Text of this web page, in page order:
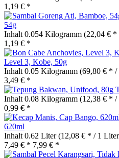
1,19 € *
54g
Inhalt 0.054 Kilogramm (22,04 € *
1,19 € *
Level 3, Kobe, 50g
Inhalt 0.05 Kilogramm (69,80 € *
3,49 € *
Inhalt 0.08 Kilogramm (12,38 € *
0,99 € *
620ml
Inhalt 0.62 Liter(12,08 € * / 1
7,49 € * 7,99 € *